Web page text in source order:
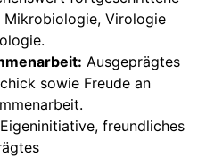
Mikrobiologie, Virologie
Ausgeprägtes
sowie Freude an
Eigeninitiative, freundliches